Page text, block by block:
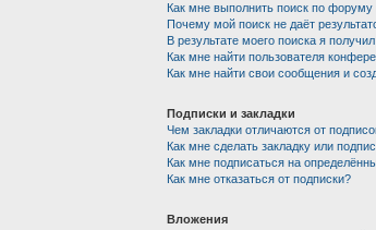
Как мне выполнить поиск по
Почему мой поиск не даёт
В результате моего поиска я
Как мне найти пользователя
Как мне найти свои сообщения и
Подписки и закладки
Чем закладки отличаются от
Как мне сделать закладку или
Как мне подписаться на
Как мне отказаться от подписки?
Вложения